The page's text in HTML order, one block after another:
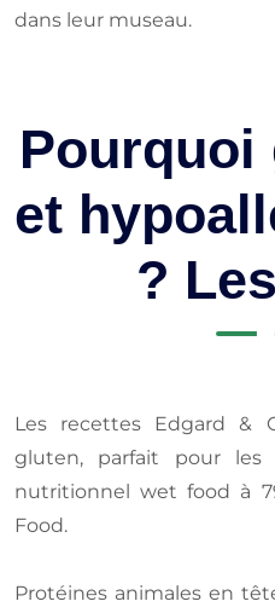
dans leur museau.
Pourquoi
et
?
Les recettes Edgard &
gluten, parfait pour les
nutritionnel wet food à
Food.
Protéines animales en